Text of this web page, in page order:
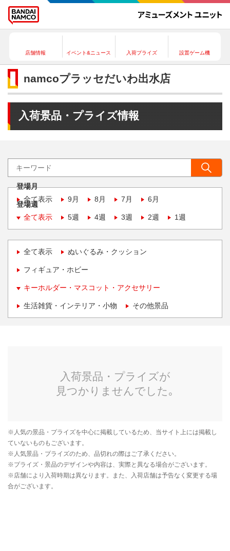
店舗情報 イベント&ニュース 入荷プライズ 設置ゲーム機
namcoプラッセだいわ出水店
入荷景品・プライズ情報
登場月
全て表示
9月 8月 7月 6月
登場週
全て表示
5週 4週 3週 2週 1週
全て表示 ぬいぐるみ・クッション
フィギュア・ホビー
キーホルダー・マスコット・アクセサリー
生活雑貨・インテリア・小物 その他景品